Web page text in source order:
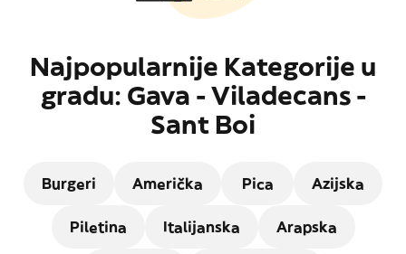
Najpopularnije Kategorije u
gradu: Gava - Viladecans -
Sant Boi
Burgeri Američka Pica Azijska
Piletina Italijanska Arapska